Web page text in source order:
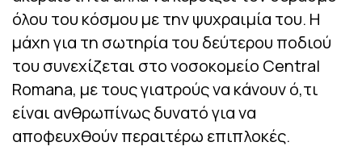
όλου του κόσμου με την ψυχραιμία του. Η
μάχη για τη σωτηρία του δεύτερου ποδιού
του συνεχίζεται στο νοσοκομείο Central
Romana, με τους γιατρούς να κάνουν ό,τι
είναι ανθρωπίνως δυνατό για να
αποφευχθούν περαιτέρω επιπλοκές.